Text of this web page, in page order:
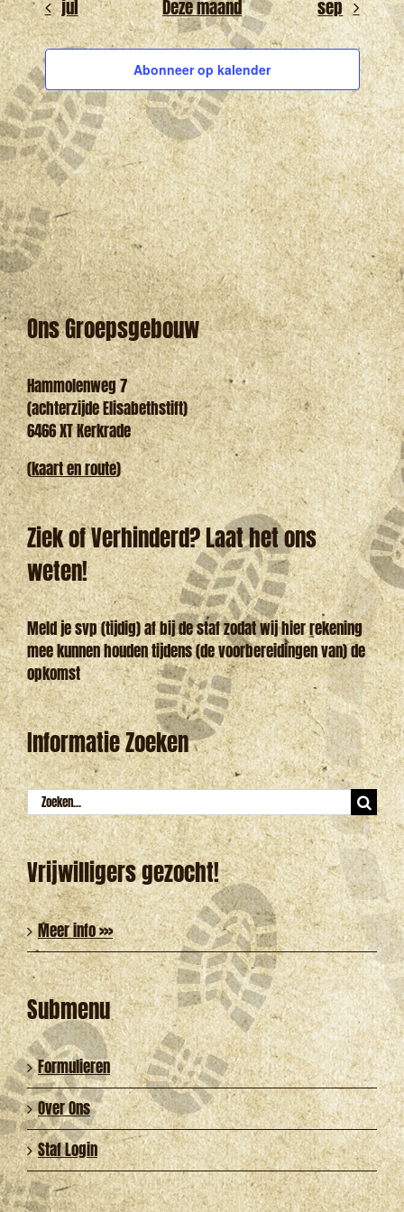
jul Deze maand sep
Abonneer op kalender
Ons Groepsgebouw
Hammolenweg 7
(achterzijde Elisabethstift)
6466 XT Kerkrade
(kaart en route)
Ziek of Verhinderd? Laat het ons
weten!
Meld je svp (tijdig) af bij de staf zodat wij hier rekening
mee kunnen houden tijdens (de voorbereidingen van) de
opkomst
Informatie Zoeken
Zoeken
naar:
Vrijwilligers gezocht!
Meer info >>>
Submenu
Formulieren
Over Ons
Staf Login